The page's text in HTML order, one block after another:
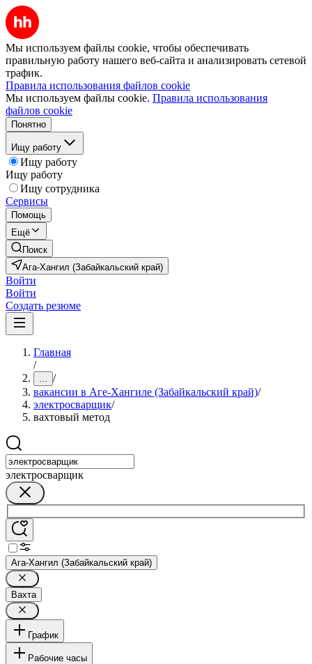
Мы используем файлы cookie, чтобы обеспечивать
правильную работу нашего веб-сайта и анализировать сетевой
трафик.
Правила использования файлов cookie
Мы используем файлы cookie. Правила использования
файлов cookie
Понятно
Ищу работу
Ищу работу
Ищу работу
Ищу сотрудника
Сервисы
Помощь
Ещё
Поиск
Ага-Хангил (Забайкальский край)
Войти
Войти
Создать резюме
Главная
/
... /
вакансии в Аге-Хангиле (Забайкальский край)/
электросварщик/
вахтовый метод
электросварщик
Ага-Хангил (Забайкальский край)
Вахта
График
Рабочие часы